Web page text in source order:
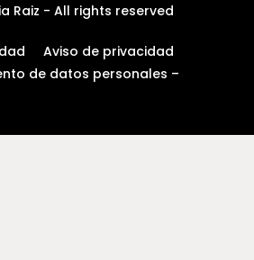
Raiz - All rights reserved
Aviso de privacidad
de datos personales –